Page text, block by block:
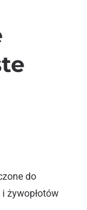
do
żywopłotów